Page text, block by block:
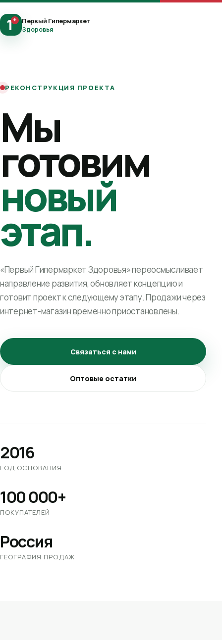
1+ Первый Гипермаркет
Здоровья
РЕКОНСТРУКЦИЯ ПРОЕКТА
Мы
готовим
новый
этап.
«Первый Гипермаркет Здоровья» переосмысливает
направление развития, обновляет концепцию и
готовит проект к следующему этапу. Продажи через
интернет-магазин временно приостановлены.
Связаться с нами
Оптовые остатки
2016
ГОД ОСНОВАНИЯ
100 000+
ПОКУПАТЕЛЕЙ
Россия
ГЕОГРАФИЯ ПРОДАЖ